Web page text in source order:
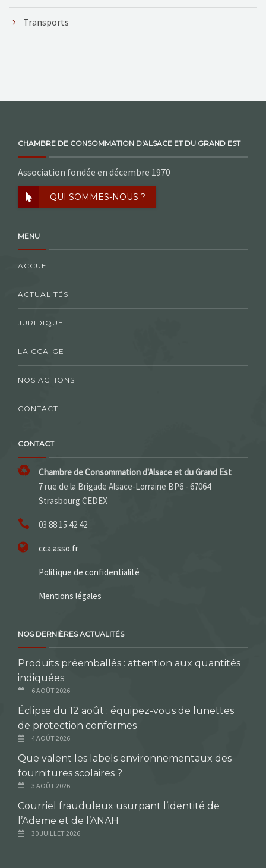
Transports
CHAMBRE DE CONSOMMATION D'ALSACE ET DU GRAND EST
Association fondée en décembre 1970
QUI SOMMES-NOUS ?
MENU
ACCUEIL
ACTUALITÉS
JURIDIQUE
LA CCA-GE
NOS ACTIONS
CONTACT
CONTACT
Chambre de Consommation d'Alsace et du Grand Est
7 rue de la Brigade Alsace-Lorraine BP6 - 67064
Strasbourg CEDEX
03 88 15 42 42
cca.asso.fr
Politique de confidentialité
Mentions légales
NOS DERNIÈRES ACTUALITÉS
Produits préemballés : attention aux quantités
indiquées
6 AOÛT 2026
Éclipse du 12 août : équipez-vous de lunettes
de protection conformes
4 AOÛT 2026
Que valent les labels environnementaux des
fournitures scolaires ?
3 AOÛT 2026
Courriel frauduleux usurpant l’identité de
l’Ademe et de l’ANAH
30 JUILLET 2026